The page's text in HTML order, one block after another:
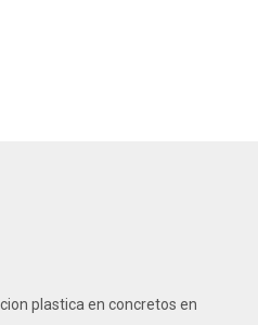
plastica en concretos en